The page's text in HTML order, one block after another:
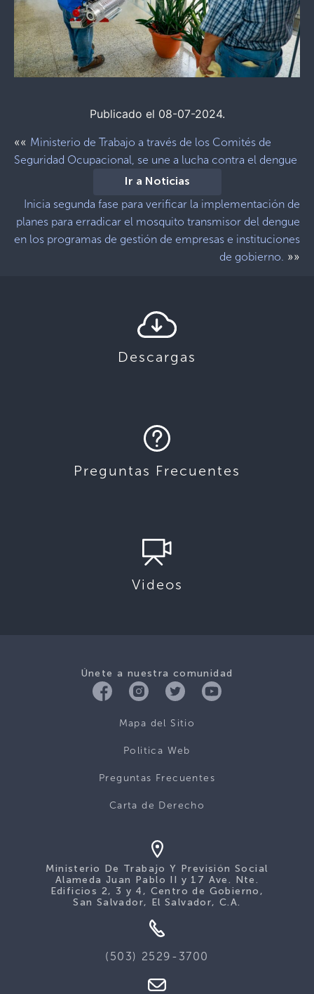
Publicado el 08-07-2024.
«« Ministerio de Trabajo a través de los Comités de
Seguridad Ocupacional, se une a lucha contra el dengue
Ir a Noticias
Inicia segunda fase para verificar la implementación de
planes para erradicar el mosquito transmisor del dengue
en los programas de gestión de empresas e instituciones
de gobierno. »»
Descargas
Preguntas Frecuentes
Videos
Únete a nuestra comunidad
Mapa del Sitio
Politica Web
Preguntas Frecuentes
Carta de Derecho
Ministerio De Trabajo Y Previsión Social
Alameda Juan Pablo II y 17 Ave. Nte.
Edificios 2, 3 y 4, Centro de Gobierno,
San Salvador, El Salvador, C.A.
(503) 2529-3700